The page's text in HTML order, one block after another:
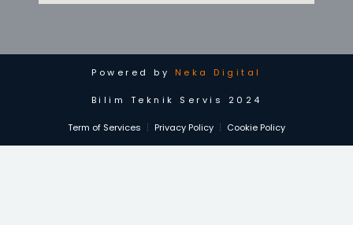
Powered by Neka Digital
Bilim Teknik Servis 2024
Term of Services Privacy Policy Cookie Policy